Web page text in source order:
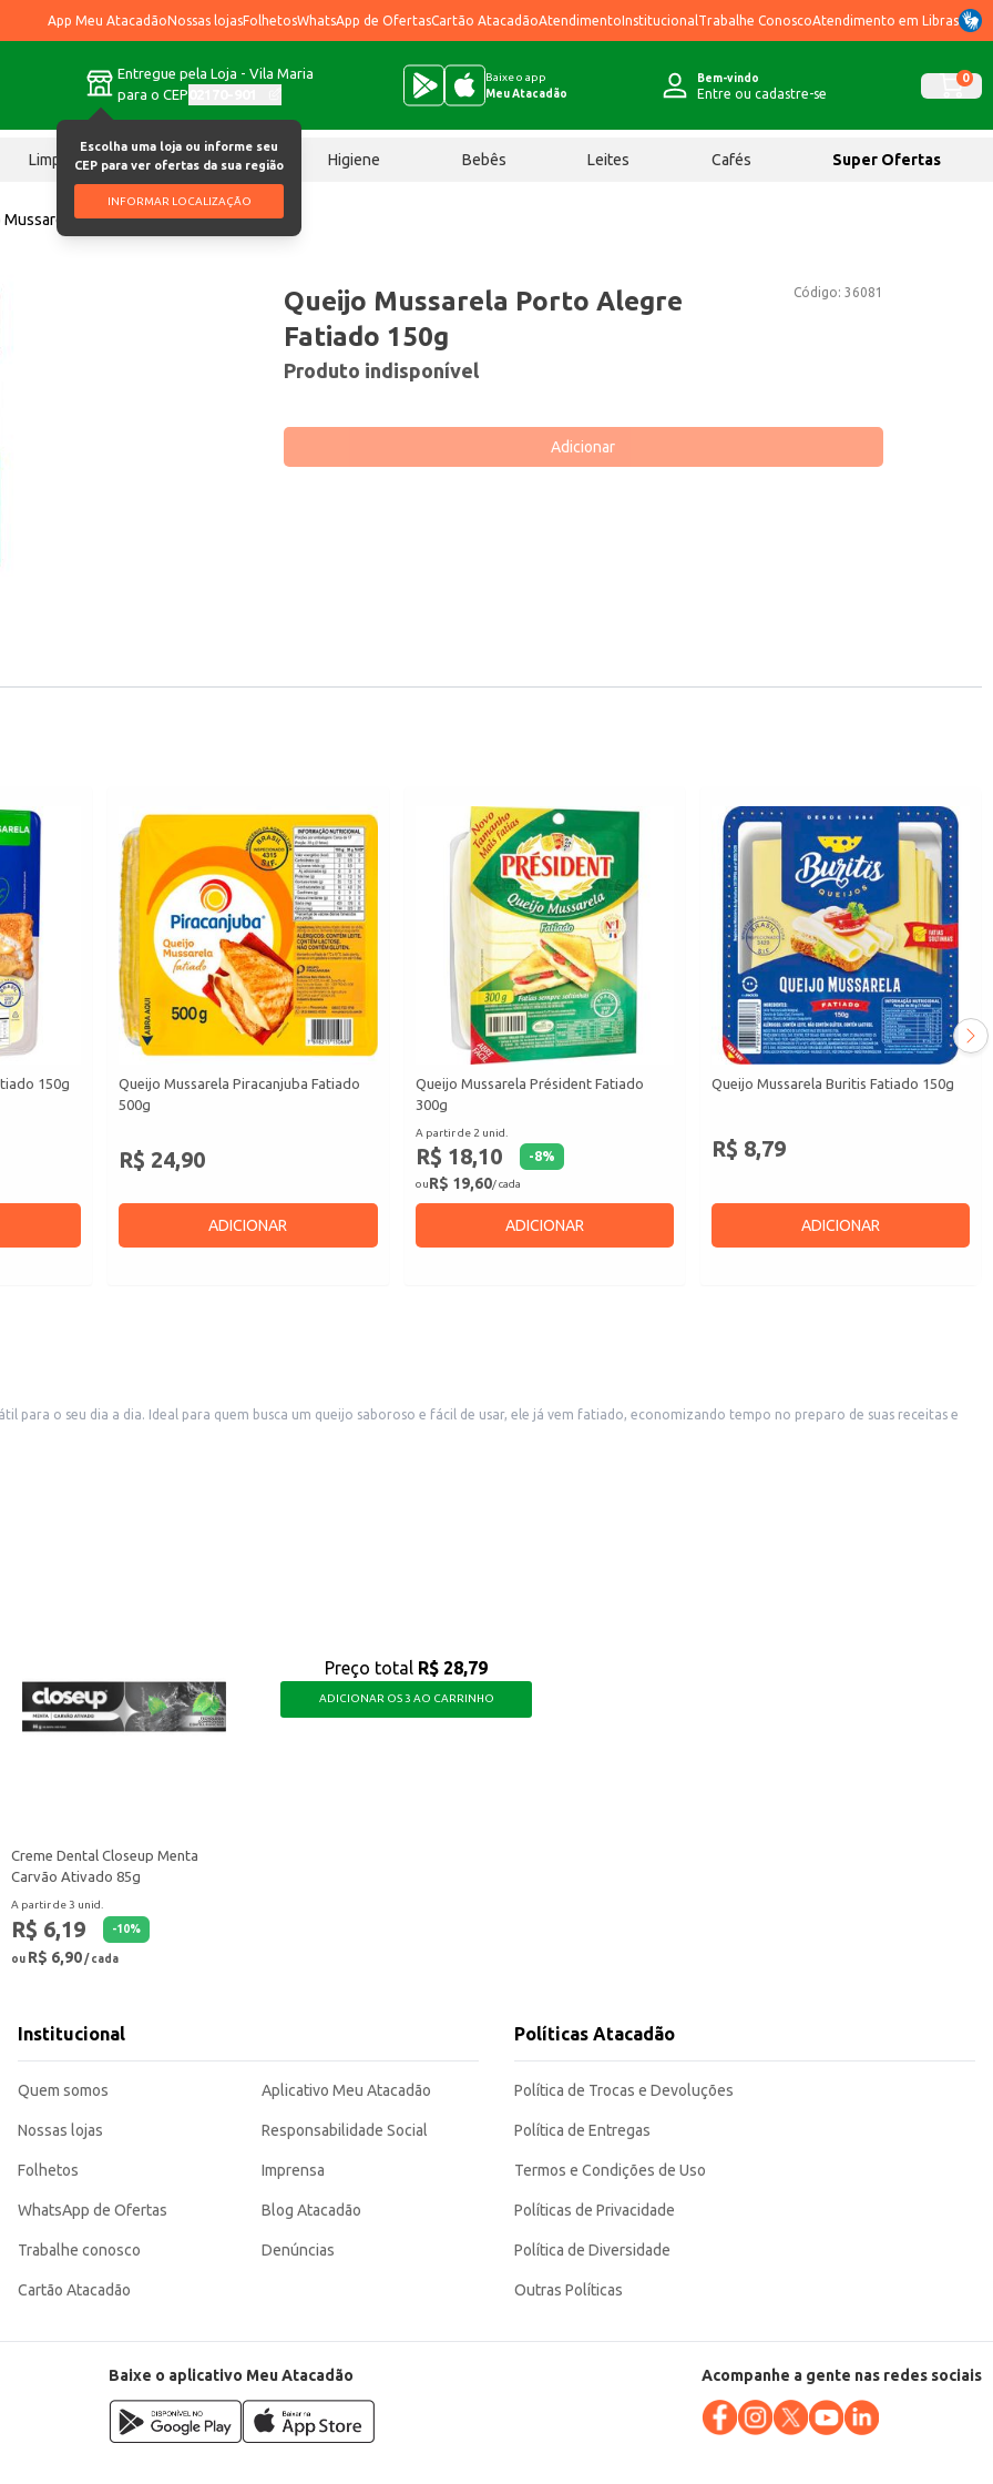
App Meu AtacadãoNossas lojasFolhetosWhatsApp de OfertasCartão AtacadãoAtendimentoInstitucional Trabalhe ConoscoAtendimento em Libras
Entregue pela Loja - Vila Maria
para o CEP
Escolha uma loja ou informe seu
CEP para ver ofertas da sua região
INFORMAR LOCALIZAÇÃO
Baixe o app
Meu Atacadão
Bem-vindo
Entre ou cadastre-se
0
Limpeza Chocolates Higiene Bebês Leites Cafés Super Ofertas
Mussarela Porto Alegre Fatiado 150g
Código: 36081
Queijo Mussarela Porto Alegre
Fatiado 150g
Produto indisponível
Adicionar
150g
Queijo Mussarela Piracanjuba Fatiado
500g
R$ 24,90
ADICIONAR
Queijo Mussarela Président Fatiado
300g
A partir de 2 unid.
R$ 18,10 -8%
ouR$ 19,60/ cada
ADICIONAR
Queijo Mussarela Buritis Fatiado 150g
R$ 8,79
ADICIONAR
para o seu dia a dia. Ideal para quem busca um queijo saboroso e fácil de usar, ele já vem fatiado, economizando tempo no preparo de suas receitas e
Creme Dental Closeup Menta
Carvão Ativado 85g
A partir de 3 unid.
R$ 6,19 -10%
ou R$ 6,90/ cada
Preço total R$ 28,79
ADICIONAR OS 3 AO CARRINHO
Institucional
Quem somos
Nossas lojas
Folhetos
WhatsApp de Ofertas
Trabalhe conosco
Cartão Atacadão
Aplicativo Meu Atacadão
Responsabilidade Social
Imprensa
Blog Atacadão
Denúncias
Políticas Atacadão
Política de Trocas e Devoluções
Política de Entregas
Termos e Condições de Uso
Políticas de Privacidade
Política de Diversidade
Outras Políticas
Baixe o aplicativo Meu Atacadão Acompanhe a gente nas redes sociais